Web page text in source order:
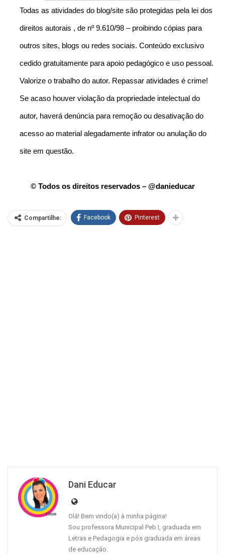
Todas as atividades do blog/site são protegidas pela lei dos
direitos autorais , de nº 9.610/98 – proibindo cópias para
outros sites, blogs ou redes sociais. Conteúdo exclusivo
cedido gratuitamente para apoio pedagógico e uso pessoal.
Valorize o trabalho do autor. Repassar atividades é crime!
Se acaso houver violação da propriedade intelectual do
autor, haverá denúncia para remoção ou desativação do
acesso ao material alegadamente infrator ou anulação do
site em questão.
© Todos os direitos reservados – @danieducar
Compartilhe: Facebook Pinterest
Dani Educar
Olá! Bem vindo(a) à minha página!
Sou professora Municipal Peb I, graduada em
Letras e Pedagogia e pós graduada em áreas
de educação.